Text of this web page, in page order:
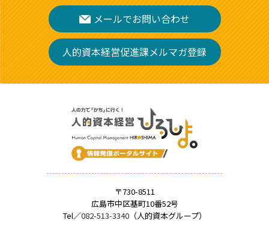
メールでお問い合わせ
人的資本経営促進課メルマガ登録
〒730-8511
広島市中区基町10番52号
Tel／082-513-3340（人的資本グループ）